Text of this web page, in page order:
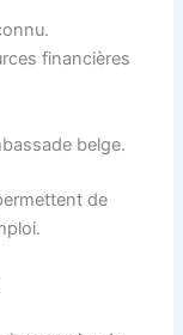
financières
belge.
de